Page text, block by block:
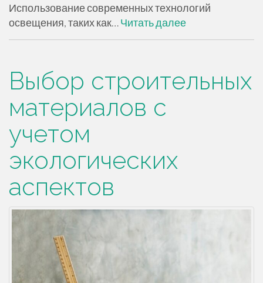
Использование современных технологий
освещения, таких как…Читать далее
Выбор строительных
материалов с
учетом
экологических
аспектов